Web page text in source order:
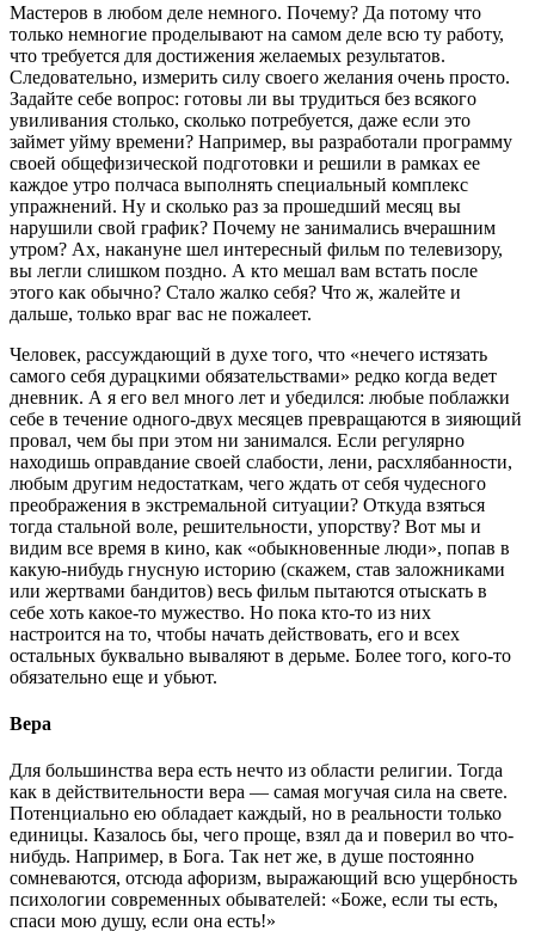
Мастеров в любом деле немного. Почему? Да потому что
только немногие проделывают на самом деле всю ту работу,
что требуется для достижения желаемых результатов.
Следовательно, измерить силу своего желания очень просто.
Задайте себе вопрос: готовы ли вы трудиться без всякого
увиливания столько, сколько потребуется, даже если это
займет уйму времени? Например, вы разработали программу
своей общефизической подготовки и решили в рамках ее
каждое утро полчаса выполнять специальный комплекс
упражнений. Ну и сколько раз за прошедший месяц вы
нарушили свой график? Почему не занимались вчерашним
утром? Ах, накануне шел интересный фильм по телевизору,
вы легли слишком поздно. А кто мешал вам встать после
этого как обычно? Стало жалко себя? Что ж, жалейте и
дальше, только враг вас не пожалеет.
Человек, рассуждающий в духе того, что «нечего истязать
самого себя дурацкими обязательствами» редко когда ведет
дневник. А я его вел много лет и убедился: любые поблажки
себе в течение одного-двух месяцев превращаются в зияющий
провал, чем бы при этом ни занимался. Если регулярно
находишь оправдание своей слабости, лени, расхлябанности,
любым другим недостаткам, чего ждать от себя чудесного
преображения в экстремальной ситуации? Откуда взяться
тогда стальной воле, решительности, упорству? Вот мы и
видим все время в кино, как «обыкновенные люди», попав в
какую-нибудь гнусную историю (скажем, став заложниками
или жертвами бандитов) весь фильм пытаются отыскать в
себе хоть какое-то мужество. Но пока кто-то из них
настроится на то, чтобы начать действовать, его и всех
остальных буквально вываляют в дерьме. Более того, кого-то
обязательно еще и убьют.
Вера
Для большинства вера есть нечто из области религии. Тогда
как в действительности вера — самая могучая сила на свете.
Потенциально ею обладает каждый, но в реальности только
единицы. Казалось бы, чего проще, взял да и поверил во что-
нибудь. Например, в Бога. Так нет же, в душе постоянно
сомневаются, отсюда афоризм, выражающий всю ущербность
психологии современных обывателей: «Боже, если ты есть,
спаси мою душу, если она есть!»